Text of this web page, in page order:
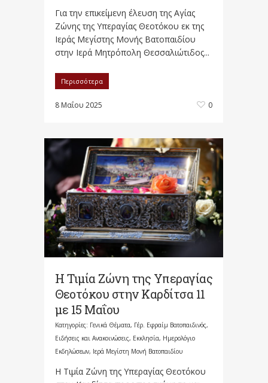
Για την επικείμενη έλευση της Αγίας
Ζώνης της Υπεραγίας Θεοτόκου εκ της
Ιεράς Μεγίστης Μονής Βατοπαιδίου
στην Ιερά Μητρόπολη Θεσσαλιώτιδος...
Περισσότερα
8 Μαΐου 2025 0
Η Τιμία Ζώνη της Υπεραγίας
Θεοτόκου στην Καρδίτσα 11
με 15 Μαΐου
Κατηγορίες: Γενικά Θέματα, Γέρ. Εφραίμ Βατοπαιδινός,
Ειδήσεις και Ανακοινώσεις, Εκκλησία, Ημερολόγιο
Εκδηλώσεων, Ιερά Μεγίστη Μονή Βατοπαιδίου
Η Τιμία Ζώνη της Υπεραγίας Θεοτόκου